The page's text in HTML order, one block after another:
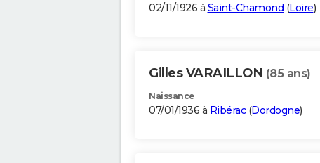
02/11/1926 à Saint-Chamond (Loire)
Gilles VARAILLON (85 ans)
Naissance
07/01/1936 à Ribérac(Dordogne)